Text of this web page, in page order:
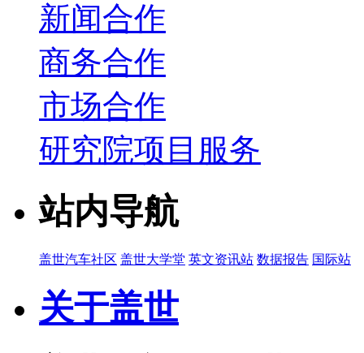
新闻合作
商务合作
市场合作
研究院项目服务
站内导航
盖世汽车社区 盖世大学堂 英文资讯站 数据报告 国际站
关于盖世